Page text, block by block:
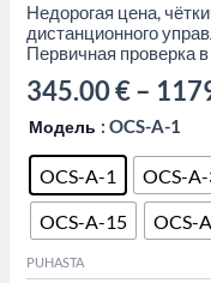
Недорогая цена,
дистанционного
Первичная проверка
345.00€–
Модель : OCS-A-1
OCS-A-1 OCS-
OCS-A-15
OCS-
PUHASTA